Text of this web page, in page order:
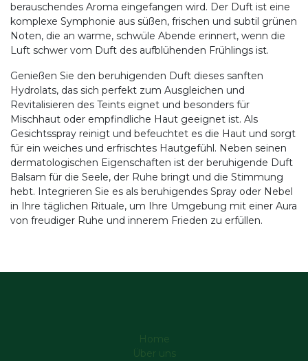
berauschendes Aroma eingefangen wird. Der Duft ist eine
komplexe Symphonie aus süßen, frischen und subtil grünen
Noten, die an warme, schwüle Abende erinnert, wenn die
Luft schwer vom Duft des aufblühenden Frühlings ist.
Genießen Sie den beruhigenden Duft dieses sanften
Hydrolats, das sich perfekt zum Ausgleichen und
Revitalisieren des Teints eignet und besonders für
Mischhaut oder empfindliche Haut geeignet ist. Als
Gesichtsspray reinigt und befeuchtet es die Haut und sorgt
für ein weiches und erfrischtes Hautgefühl. Neben seinen
dermatologischen Eigenschaften ist der beruhigende Duft
Balsam für die Seele, der Ruhe bringt und die Stimmung
hebt. Integrieren Sie es als beruhigendes Spray oder Nebel
in Ihre täglichen Rituale, um Ihre Umgebung mit einer Aura
von freudiger Ruhe und innerem Frieden zu erfüllen.
Home
Über uns